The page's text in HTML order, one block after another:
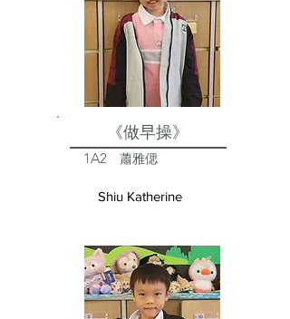
《做早操》
1A2 蕭雅偲
Shiu Katherine